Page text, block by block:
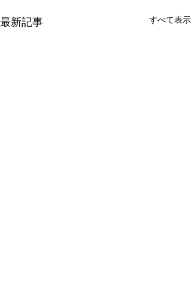
最新記事 すべて表示